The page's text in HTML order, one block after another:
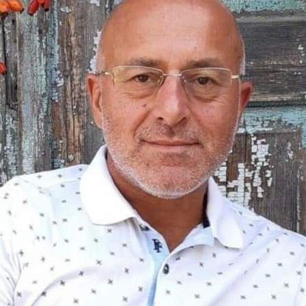
выражением — «праздник, который всегда с тобой»,
а душу многих продолжает ласкать и возвышать той
самой чарующей атмосферой, которая есть
особенность, отметина и шарм этого великого
города.
Почему я решилась на написание этой статьи?
Попытаюсь объяснить… Да, кто-то скажет или
подумает, что такая статья — совсем не формат для
курдского сайта. И в каком-то смысле это правда. И
тем не менее… Общеизвестно, что Париж всегда был
многолюден, но сейчас он уж очень, ну очень
перенасыщен людьми. Это настоящий Вавилон:
много разных народов, народностей, этносов, рас,
культур, традиций, образов жизни, систем
ценностей. Что меня всегда поражало в этом
городе? Ну, во-первых, весь этот разношерстный
Вавилон говорит или хотя бы неплохо понимает по-
французски. И это очень, очень круто. Да, не все,